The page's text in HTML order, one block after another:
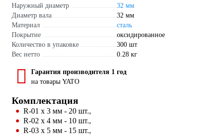
Наружный диаметр
32 мм
Диаметр вала
32 мм
Материал
сталь
Покрытие
оксидированное
Количество в упаковке
300 шт
Вес нетто
0.28 кг
Гарантия производителя 1 год
на товары YATO
Комплектация
R-01 х 3 мм - 20 шт.,
R-02 х 4 мм - 10 шт.,
R-03 х 5 мм - 15 шт.,